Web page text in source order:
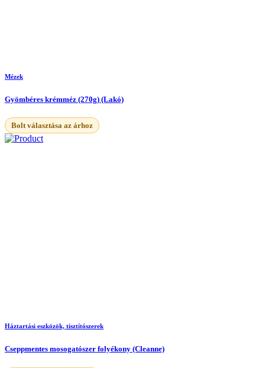
Mézek
Gyömbéres krémméz (270g) (Lakó)
Bolt választása az árhoz
Háztartási eszközök, tisztítószerek
Cseppmentes mosogatószer folyékony (Cleanne)